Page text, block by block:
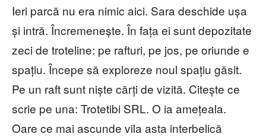
Ieri parcă nu era nimic aici. Sara deschide ușa
și intră. Încremenește. În fața ei sunt depozitate
zeci de troteline: pe rafturi, pe jos, pe oriunde e
spațiu. Începe să exploreze noul spațiu găsit.
Pe un raft sunt niște cărți de vizită. Citește ce
scrie pe una: Trotetibi SRL. O ia amețeala.
Oare ce mai ascunde vila asta interbelică